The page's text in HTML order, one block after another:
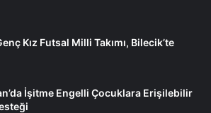
Kız Futsal Milli Takımı, Bilecik’te
İşitme Engelli Çocuklara Erişilebilir